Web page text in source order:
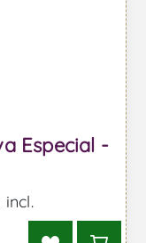
Especial -
incl.